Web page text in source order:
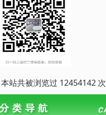
本站共被浏览过 12454142 次